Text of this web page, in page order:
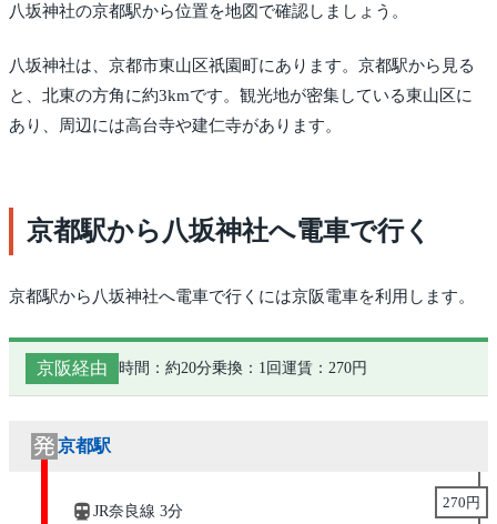
八坂神社の京都駅から位置を地図で確認しましょう。
八坂神社は、京都市東山区祇園町にあります。京都駅から見る
と、北東の方角に約3kmです。観光地が密集している東山区に
あり、周辺には高台寺や建仁寺があります。
京都駅から八坂神社へ電車で行く
京都駅から八坂神社へ電車で行くには京阪電車を利用します。
京阪経由 時間：約20分乗換：1回運賃：270円
京都駅
JR奈良線 3分
270円